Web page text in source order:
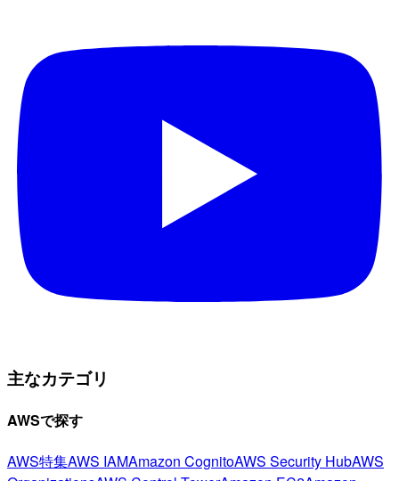
主なカテゴリ
AWSで探す
AWS特集AWS IAMAmazon CognitoAWS Security HubAWS